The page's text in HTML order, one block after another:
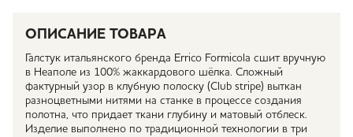
ОПИСАНИЕ ТОВАРА
Галстук итальянского бренда Errico Formicola сшит вручную
в Неаполе из 100% жаккардового шёлка. Сложный
фактурный узор в клубную полоску (Club stripe) выткан
разноцветными нитями на станке в процессе создания
полотна, что придает ткани глубину и матовый отблеск.
Изделие выполнено по традиционной технологии в три